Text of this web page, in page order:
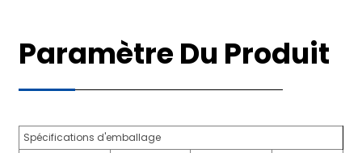
Paramètre Du Produit
Spécifications d'emballage